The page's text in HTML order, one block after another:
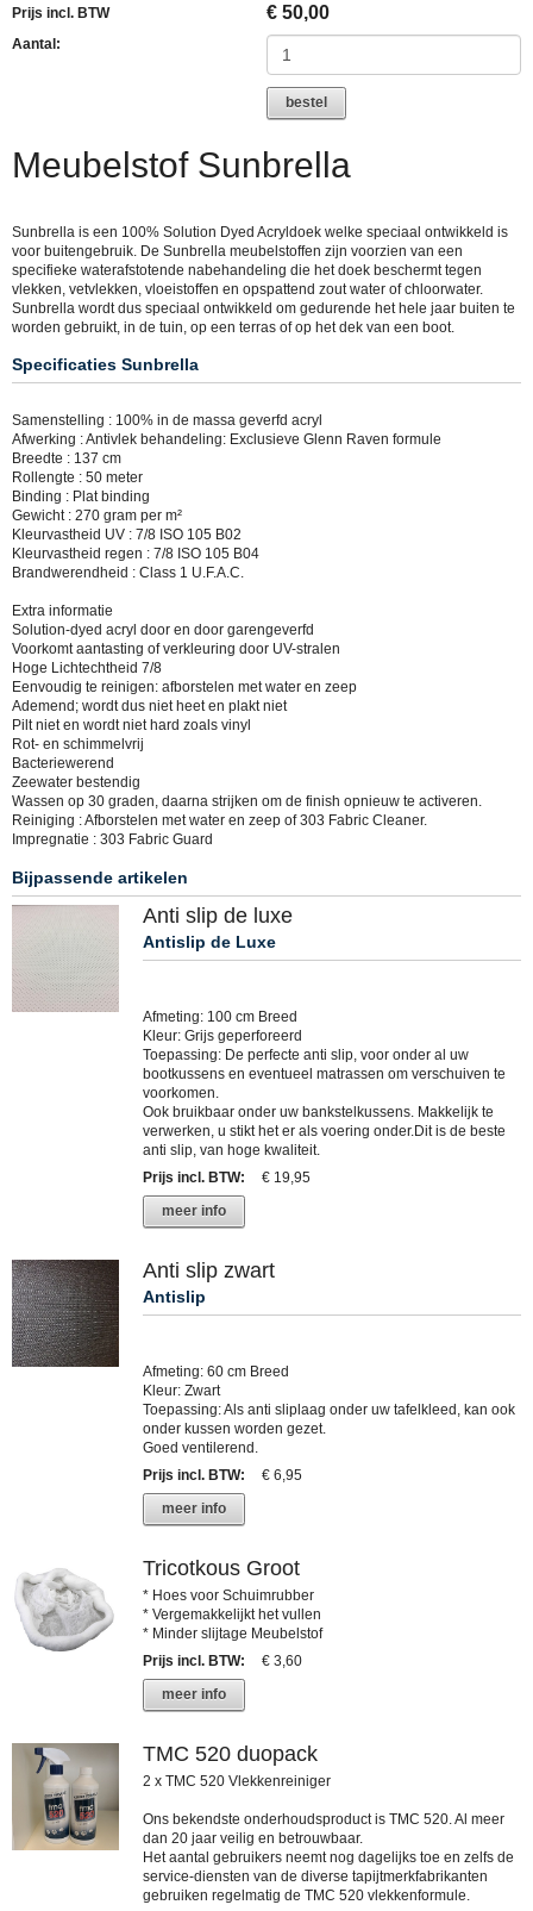
Prijs incl. BTW
€ 50,00
Aantal:
bestel
Meubelstof Sunbrella
Sunbrella is een 100% Solution Dyed Acryldoek welke speciaal ontwikkeld is
voor buitengebruik. De Sunbrella meubelstoffen zijn voorzien van een
specifieke waterafstotende nabehandeling die het doek beschermt tegen
vlekken, vetvlekken, vloeistoffen en opspattend zout water of chloorwater.
Sunbrella wordt dus speciaal ontwikkeld om gedurende het hele jaar buiten te
worden gebruikt, in de tuin, op een terras of op het dek van een boot.
Specificaties Sunbrella
Samenstelling : 100% in de massa geverfd acryl
Afwerking : Antivlek behandeling: Exclusieve Glenn Raven formule
Breedte : 137 cm
Rollengte : 50 meter
Binding : Plat binding
Gewicht : 270 gram per m²
Kleurvastheid UV : 7/8 ISO 105 B02
Kleurvastheid regen : 7/8 ISO 105 B04
Brandwerendheid : Class 1 U.F.A.C.
Extra informatie
Solution-dyed acryl door en door garengeverfd
Voorkomt aantasting of verkleuring door UV-stralen
Hoge Lichtechtheid 7/8
Eenvoudig te reinigen: afborstelen met water en zeep
Ademend; wordt dus niet heet en plakt niet
Pilt niet en wordt niet hard zoals vinyl
Rot- en schimmelvrij
Bacteriewerend
Zeewater bestendig
Wassen op 30 graden, daarna strijken om de finish opnieuw te activeren.
Reiniging : Afborstelen met water en zeep of 303 Fabric Cleaner.
Impregnatie : 303 Fabric Guard
Bijpassende artikelen
Anti slip de luxe
Antislip de Luxe
Afmeting: 100 cm Breed
Kleur: Grijs geperforeerd
Toepassing: De perfecte anti slip, voor onder al uw
bootkussens en eventueel matrassen om verschuiven te
voorkomen.
Ook bruikbaar onder uw bankstelkussens. Makkelijk te
verwerken, u stikt het er als voering onder.Dit is de beste
anti slip, van hoge kwaliteit.
Prijs incl. BTW:
€ 19,95
meer info
Anti slip zwart
Antislip
Afmeting: 60 cm Breed
Kleur: Zwart
Toepassing: Als anti sliplaag onder uw tafelkleed, kan ook
onder kussen worden gezet.
Goed ventilerend.
Prijs incl. BTW:
€ 6,95
meer info
Tricotkous Groot
* Hoes voor Schuimrubber
* Vergemakkelijkt het vullen
* Minder slijtage Meubelstof
Prijs incl. BTW:
€ 3,60
meer info
TMC 520 duopack
2 x TMC 520 Vlekkenreiniger
Ons bekendste onderhoudsproduct is TMC 520. Al meer
dan 20 jaar veilig en betrouwbaar.
Het aantal gebruikers neemt nog dagelijks toe en zelfs de
service-diensten van de diverse tapijtmerkfabrikanten
gebruiken regelmatig de TMC 520 vlekkenformule.